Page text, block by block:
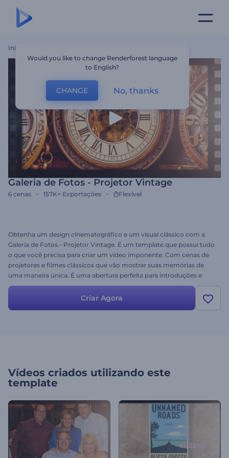
Início
Galeria de Fotos - Projetor Vintage
6 cenas 157K+ Exportações Flexível
Obtenha um design cinematográfico e um visual clássico com a
Galeria de Fotos - Projetor Vintage. É um template que possui tudo
o que você precisa para criar um vídeo imponente. Com cenas de
projetores e filmes clássicos que vão mostrar suas memórias de
uma maneira única. É uma abertura perfeita para introduções e
encerramentos de vídeos e projetos que requerem um design
cinematográfico. Experimente grátis!
Criar Agora
Vídeos criados utilizando este
template
Would you like to change Renderforest language
to English?
CHANGE No, thanks